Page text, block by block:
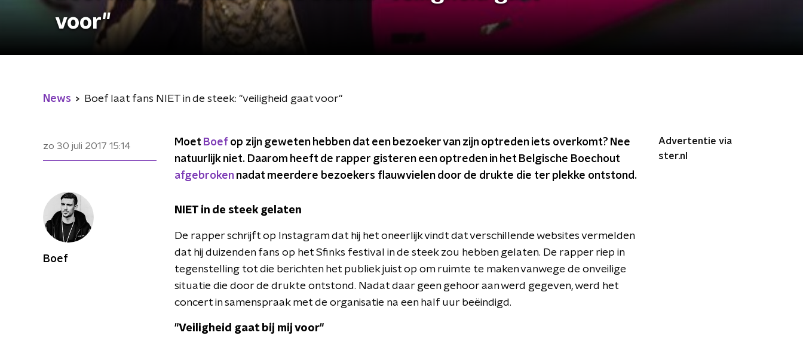
voor"
News Boef laat fans NIET in de steek: "veiligheid gaat voor"
zo 30 juli 2017 15:14 Moet Boef op zijn geweten hebben dat een bezoeker van zijn optreden iets overkomt? Nee
natuurlijk niet. Daarom heeft de rapper gisteren een optreden in het Belgische Boechout
afgebrokennadat meerdere bezoekers flauwvielen door de drukte die ter plekke ontstond.
NIET in de steek gelaten
De rapper schrijft op Instagram dat hij het oneerlijk vindt dat verschillende websites vermelden
dat hij duizenden fans op het Sfinks festival in de steek zou hebben gelaten. De rapper riep in
tegenstelling tot die berichten het publiek juist op om ruimte te maken vanwege de onveilige
situatie die door de drukte ontstond. Nadat daar geen gehoor aan werd gegeven, werd het
concert in samenspraak met de organisatie na een half uur beëindigd.
"Veiligheid gaat bij mij voor"
Advertentie via
ster.nl
Boef